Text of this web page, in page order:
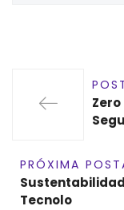
PRÓXIMA
Tecnolo